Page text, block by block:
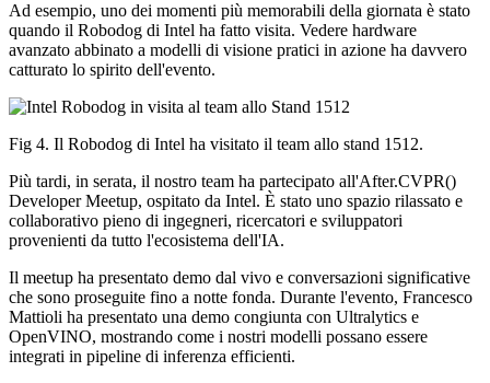
Ad esempio, uno dei momenti più memorabili della giornata è stato
quando il Robodog di Intel ha fatto visita. Vedere hardware
avanzato abbinato a modelli di visione pratici in azione ha davvero
catturato lo spirito dell'evento.
Fig 4. Il Robodog di Intel ha visitato il team allo stand 1512.
Più tardi, in serata, il nostro team ha partecipato all'After.CVPR()
Developer Meetup, ospitato da Intel. È stato uno spazio rilassato e
collaborativo pieno di ingegneri, ricercatori e sviluppatori
provenienti da tutto l'ecosistema dell'IA.
Il meetup ha presentato demo dal vivo e conversazioni significative
che sono proseguite fino a notte fonda. Durante l'evento, Francesco
Mattioli ha presentato una demo congiunta con Ultralytics e
OpenVINO, mostrando come i nostri modelli possano essere
integrati in pipeline di inferenza efficienti.